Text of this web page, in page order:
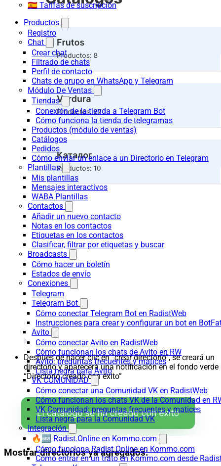
🇪🇸 Tarifas de suscripción
Productos
Registro
Chat
Crear chat
Filtrado de chats
Perfil de contacto
Chats de grupo en WhatsApp y Telegram
Módulo De Ventas
Tiendas
Conexión de la tienda a Telegram Bot
Cómo funciona la tienda de telegramas
Productos (módulo de ventas)
Catálogos
Pedidos
Cómo enviar un enlace a un Directorio en Telegram
Plantillas
Mis plantillas
Mensajes interactivos
WABA Plantillas
Contactos
Añadir un nuevo contacto
Notas en los contactos
Etiquetas en los contactos
Clasificar, filtrar por etiquetas y buscar
Broadcasts
Cómo hacer un boletín
Estados de envío
Conexiones
Telegram
Telegram Bot
Cómo conectar Telegram Bot en RadistWeb
Instrucciones para crear y configurar un bot en
Avito
Cómo conectar Avito en RadistWeb
Cómo funcionan los chats de Avito en RW
Avito: preguntas frecuentes y matices
Lista negra para Avito
VK COMUNIDAD
Cómo conectar una Comunidad VK en RadistWeb
Cómo funcionan los chats VK de la Comunidad en
VK Comunidad: preguntas frecuentes y matices
Lista negra para la Comunidad VK
Integración
🔥🆕 Radist.Online en Kommo.com
Cómo funciona Radist.Online en Kommo.com
Cómo entrar en un trato en Kommo.com desde
Después de hacer clic en “crear directorio”, se creará un
directorio y aparecerá una notificación en el fondo verde
“Directorio creado con éxito”
Mostrar directorios ya agregados: